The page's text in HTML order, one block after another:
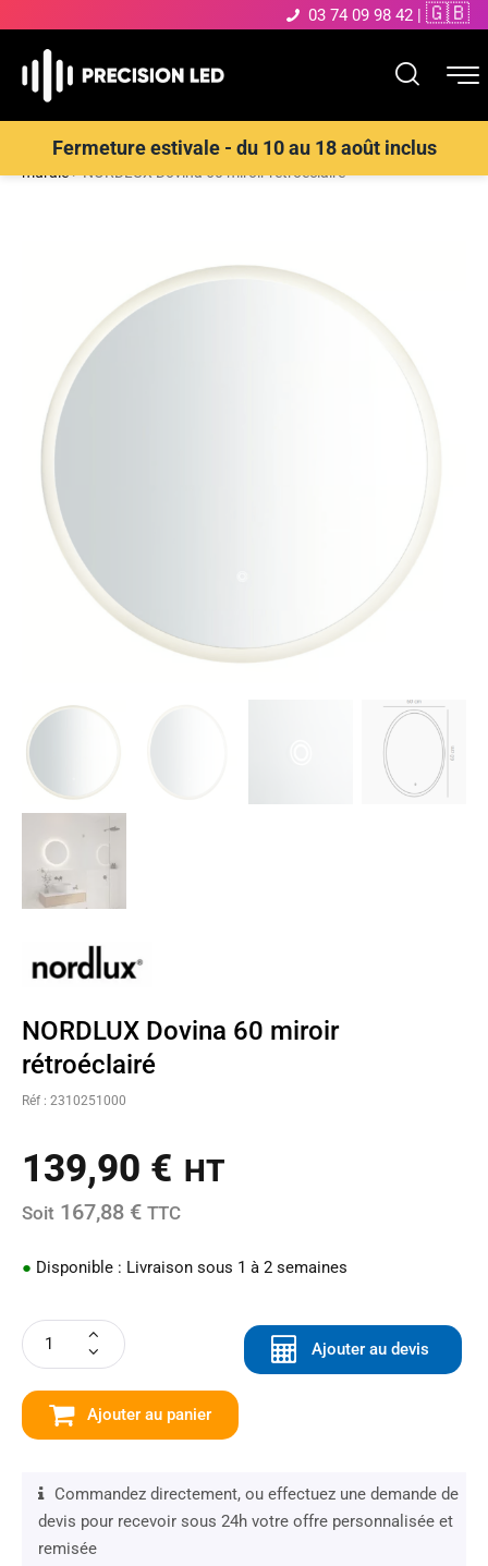
03 74 09 98 42 | 🇬🇧
Fermeture estivale - du 10 au 18 août inclus
Accueil>Boutique>ECLAIRAGE INTERIEUR LED>Applique
murale>NORDLUX Dovina 60 miroir rétroéclairé
NORDLUX Dovina 60 miroir
rétroéclairé
Réf : 2310251000
139,90 € HT
Soit 167,88 € TTC
● Disponible : Livraison sous 1 à 2 semaines
Ajouter au panier
Ajouter au devis
Commandez directement, ou effectuez une demande de
devis pour recevoir sous 24h votre offre personnalisée et
remisée